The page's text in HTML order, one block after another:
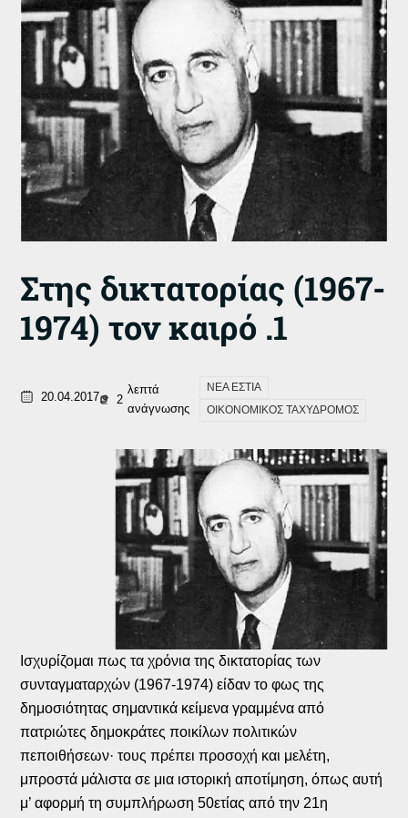
Στης δικτατορίας (1967-
1974) τον καιρό .1
20.04.2017 2
λεπτά
ανάγνωσης
ΝΕΑ ΕΣΤΙΑ
ΟΙΚΟΝΟΜΙΚΟΣ ΤΑΧΥΔΡΟΜΟΣ
Ισχυρίζομαι πως τα χρόνια της δικτατορίας των
συνταγματαρχών (1967-1974) είδαν το φως της
δημοσιότητας σημαντικά κείμενα γραμμένα από
πατριώτες δημοκράτες ποικίλων πολιτικών
πεποιθήσεων· τους πρέπει προσοχή και μελέτη,
μπροστά μάλιστα σε μια ιστορική αποτίμηση, όπως αυτή
μ’ αφορμή τη συμπλήρωση 50ετίας από την 21η